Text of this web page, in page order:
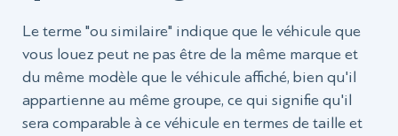
Le terme "ou similaire" indique que le véhicule que
vous louez peut ne pas être de la même marque et
du même modèle que le véhicule affiché, bien qu'il
appartienne au même groupe, ce qui signifie qu'il
sera comparable à ce véhicule en termes de taille et